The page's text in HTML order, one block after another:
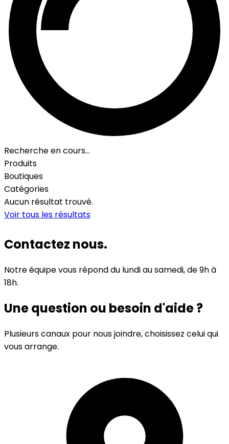
Recherche en cours…
Produits
Boutiques
Catégories
Aucun résultat trouvé.
Voir tous les résultats
Contactez nous.
Notre équipe vous répond du lundi au samedi, de 9h à
18h.
Une question ou besoin d'aide ?
Plusieurs canaux pour nous joindre, choisissez celui qui
vous arrange.